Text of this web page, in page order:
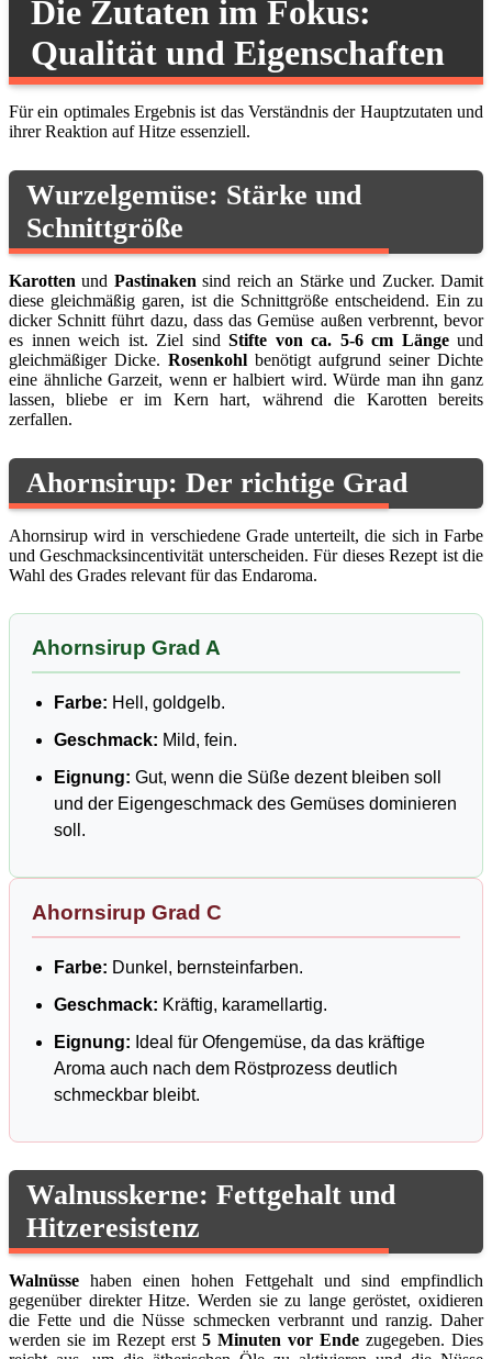
Die Zutaten im Fokus:
Qualität und Eigenschaften
Für ein optimales Ergebnis ist das Verständnis der Hauptzutaten und
ihrer Reaktion auf Hitze essenziell.
Wurzelgemüse: Stärke und
Schnittgröße
Karotten und Pastinaken sind reich an Stärke und Zucker. Damit
diese gleichmäßig garen, ist die Schnittgröße entscheidend. Ein zu
dicker Schnitt führt dazu, dass das Gemüse außen verbrennt, bevor
es innen weich ist. Ziel sind Stifte von ca. 5-6 cm Längeund
gleichmäßiger Dicke. Rosenkohl benötigt aufgrund seiner Dichte
eine ähnliche Garzeit, wenn er halbiert wird. Würde man ihn ganz
lassen, bliebe er im Kern hart, während die Karotten bereits
zerfallen.
Ahornsirup: Der richtige Grad
Ahornsirup wird in verschiedene Grade unterteilt, die sich in Farbe
und Geschmacksincentivität unterscheiden. Für dieses Rezept ist die
Wahl des Grades relevant für das Endaroma.
Ahornsirup Grad A
Farbe: Hell, goldgelb.
Geschmack: Mild, fein.
Eignung: Gut, wenn die Süße dezent bleiben soll
und der Eigengeschmack des Gemüses dominieren
soll.
Ahornsirup Grad C
Farbe: Dunkel, bernsteinfarben.
Geschmack: Kräftig, karamellartig.
Eignung: Ideal für Ofengemüse, da das kräftige
Aroma auch nach dem Röstprozess deutlich
schmeckbar bleibt.
Walnusskerne: Fettgehalt und
Hitzeresistenz
Walnüsse haben einen hohen Fettgehalt und sind empfindlich
gegenüber direkter Hitze. Werden sie zu lange geröstet, oxidieren
die Fette und die Nüsse schmecken verbrannt und ranzig. Daher
werden sie im Rezept erst 5 Minuten vor Ende zugegeben. Dies